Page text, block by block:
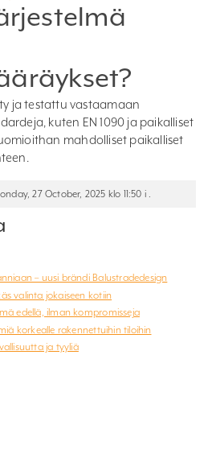
ja testattu vastaamaan
kuten EN 1090 ja paikalliset
mahdolliset paikalliset
27 October, 2025 klo 11:50 i .
– uusi brändi Balustradedesign
valinta jokaiseen kotiin
edellä, ilman kompromisseja
korkealle rakennettuihin tiloihin
ja tyyliä